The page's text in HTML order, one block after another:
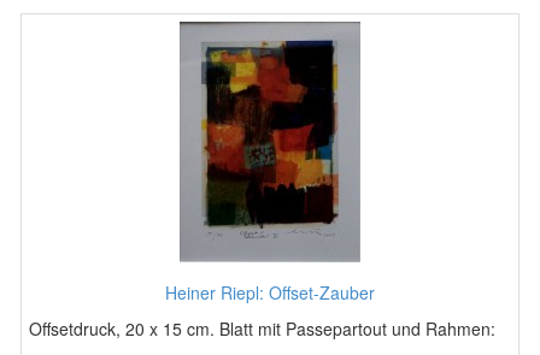
Heiner Riepl: Offset-Zauber
Offsetdruck, 20 x 15 cm. Blatt mit Passepartout und Rahmen: